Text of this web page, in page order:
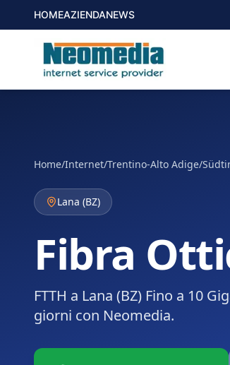
HOMEAZIENDANEWS
Home/Internet/Trentino-Alto Adige/
Lana (BZ)
Fibra
FTTH a Lana (BZ) Fino a 10
giorni con Neomedia.